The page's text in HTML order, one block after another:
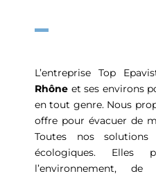
L’entreprise Top
Rhône et ses environs
en tout genre. Nous
offre pour évacuer de
Toutes nos
écologiques. Elles
l’environnement,